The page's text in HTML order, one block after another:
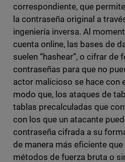
correspondiente, que
la contraseña original a
ingeniería inversa. Al
cuenta online, las bases de
suelen “hashear”, o cifrar de
contraseñas para que no
actor malicioso se hace con
modo que, los ataques de
tablas precalculadas que
con los que un atacante
contraseña cifrada a su
de manera más eficiente
métodos de fuerza bruta o